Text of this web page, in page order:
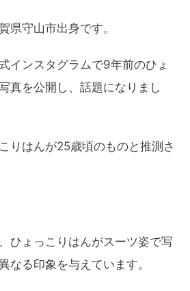
県守山市出身です。
インスタグラムで9年前のひょ
真を公開し、話題になりまし
りはんが25歳頃のものと推測さ
ひょっこりはんがスーツ姿で写
なる印象を与えています。